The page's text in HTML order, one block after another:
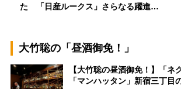
た 「日産ルークス」さらなる躍進…
大竹聡の「昼酒御免！」
【大竹聡の昼酒御免！】「ネ
「マンハッタン」新宿三丁